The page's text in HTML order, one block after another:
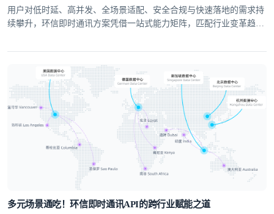
用户对低时延、高并发、全场景适配、安全合规与快速落地的需求持
续攀升，环信即时通讯方案凭借一站式能力矩阵，匹配行业变革趋
座。
多元场景通吃！环信即时通讯API的跨行业赋能之道